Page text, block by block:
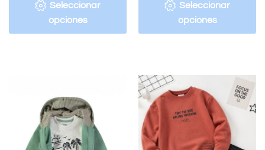
Seleccionar
opciones
Seleccionar
opciones